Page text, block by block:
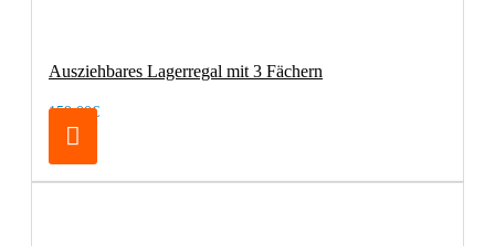
Ausziehbares Lagerregal mit 3 Fächern
159,00€